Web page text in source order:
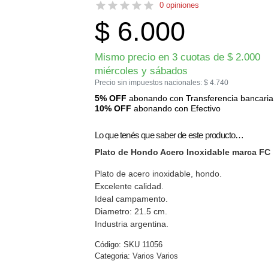
0 opiniones
$6.000
Mismo precio en 3 cuotas de $2.000
miércoles y sábados
Precio sin impuestos nacionales: $4.740
5% OFF abonando con Transferencia bancaria
10% OFF abonando con Efectivo
Lo que tenés que saber de este producto…
Plato de Hondo Acero Inoxidable marca FC
Plato de acero inoxidable, hondo.
Excelente calidad.
Ideal campamento.
Diametro: 21.5 cm.
Industria argentina.
Código: SKU 11056
Categoria: Varios Varios